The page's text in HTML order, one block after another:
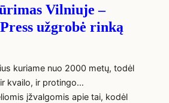
Vilniuje –
užgrobė rinką
kuriame nuo 2000 metų, todėl
kvailo, ir protingo…
įžvalgomis apie tai, kodėl